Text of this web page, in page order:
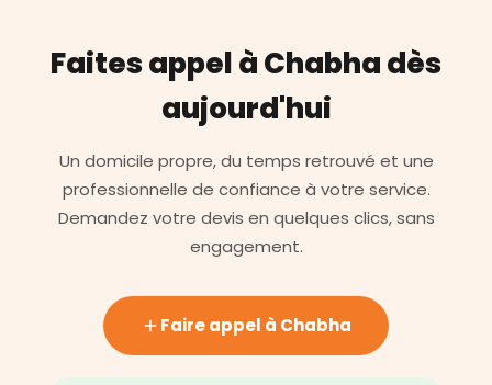
Faites appel à Chabha dès
aujourd'hui
Un domicile propre, du temps retrouvé et une
professionnelle de confiance à votre service.
Demandez votre devis en quelques clics, sans
engagement.
Faire appel à Chabha